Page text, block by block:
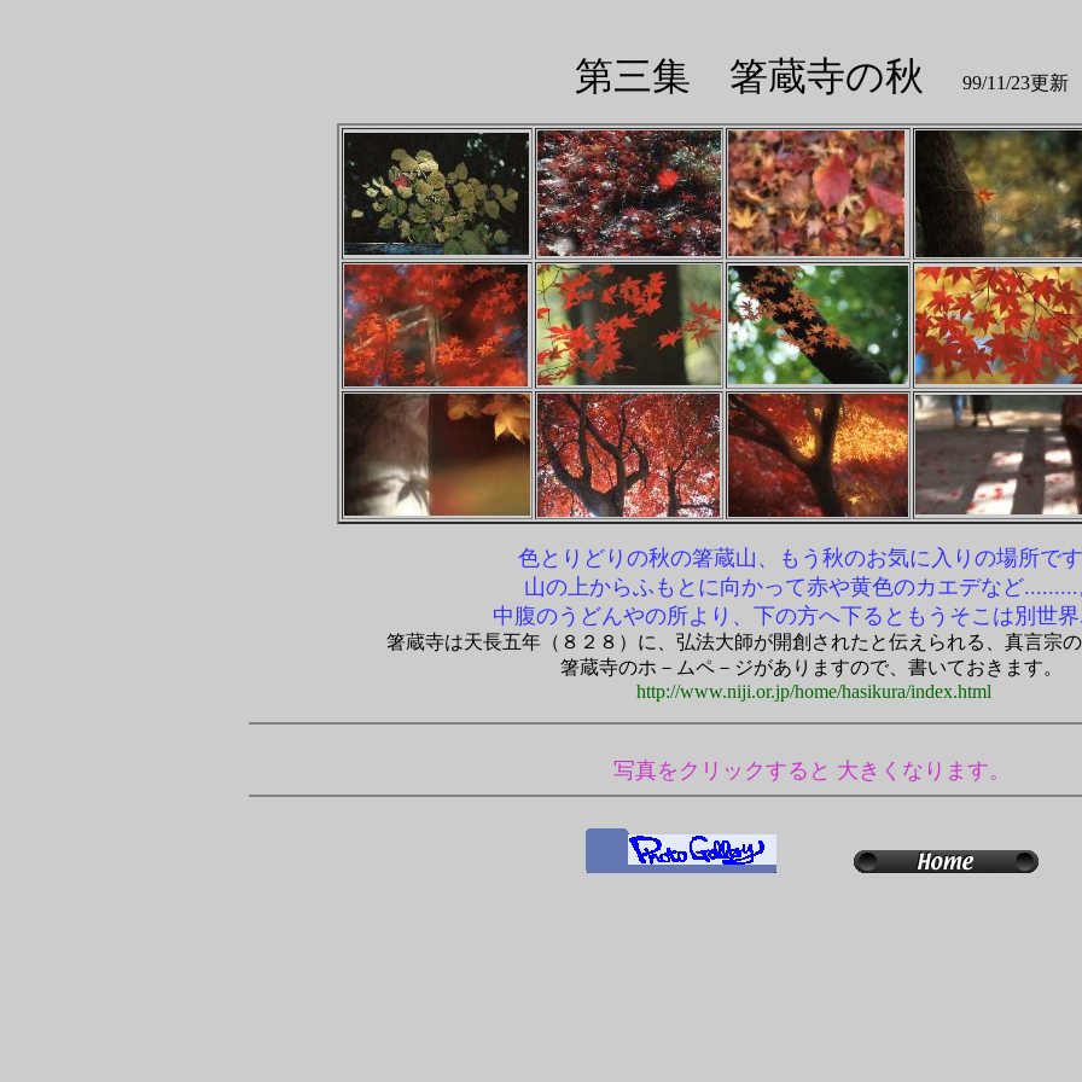
第三集 箸蔵寺の秋 99/11/23更新
色とりどりの秋の箸蔵山、もう秋のお気に入りの場所です
山の上からふもとに向かって赤や黄色のカエデなど.........
中腹のうどんやの所より、下の方へ下るともうそこは別世界
箸蔵寺は天長五年（８２８）に、弘法大師が開創されたと伝えられる、真言宗の
箸蔵寺のホ－ムペ－ジがありますので、書いておきます。
http://www.niji.or.jp/home/hasikura/index.html
写真をクリックすると 大きくなります。